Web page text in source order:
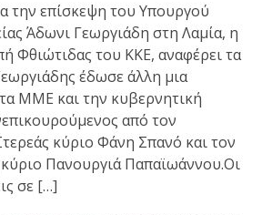
την επίσκεψη του Υπουργού
Άδωνι Γεωργιάδη στη Λαμία, η
Φθιώτιδας του ΚΚΕ, αναφέρει τα
έδωσε άλλη μια
ΜΜΕ και την κυβερνητική
από τον
κύριο Φάνη Σπανό και τον
Πανουργιά Παπαϊωάννου.Οι
σε […]